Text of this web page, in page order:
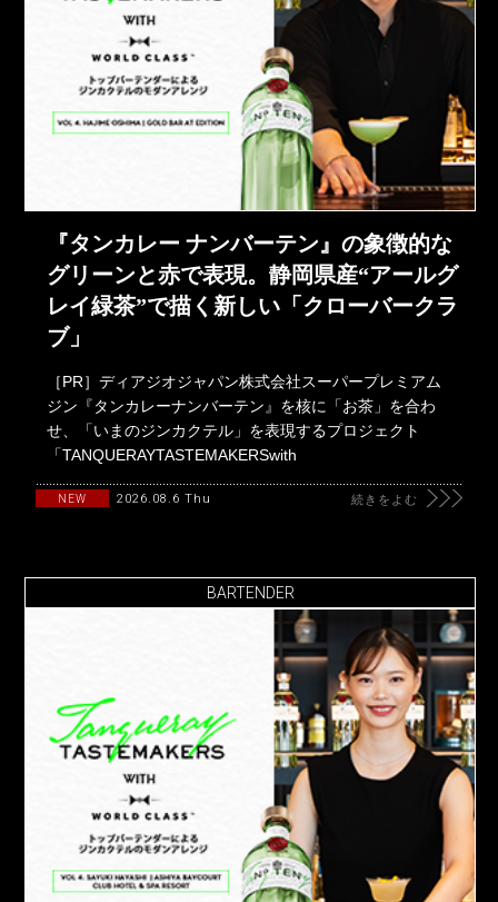
『タンカレー ナンバーテン』の象徴的な
グリーンと赤で表現。静岡県産“アールグ
レイ緑茶”で描く新しい「クローバークラ
ブ」
［PR］ディアジオジャパン株式会社スーパープレミアム
ジン『タンカレーナンバーテン』を核に「お茶」を合わ
せ、「いまのジンカクテル」を表現するプロジェクト
「TANQUERAYTASTEMAKERSwith
NEW 2026.08.6 Thu 続きをよむ
BARTENDER